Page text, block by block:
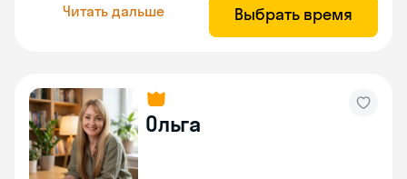
Читать дальше Выбрать время
Ольга